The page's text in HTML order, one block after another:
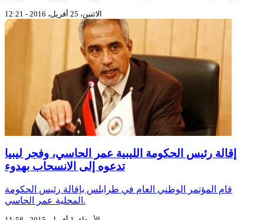
الاثنين، 25 أفريل، 2016 - 12:21
إقالة رئيس الحكومة الليبية عمر الحاسي، وفجر ليبيا
تدعوه إلى الانسحاب بهدوء
قام المؤتمر الوطني العام في طرابلس بإقالة رئيس الحكومة
المحلية عمر الحاسي.